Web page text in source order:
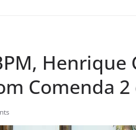
Henrique
Comenda 2